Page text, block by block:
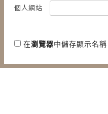
個人網站
在瀏覽器中儲存顯示名